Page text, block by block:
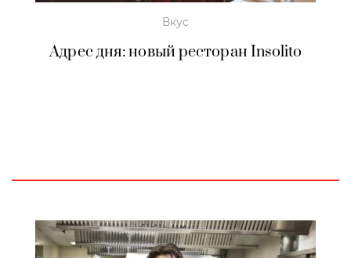
Вкус
Адрес дня: новый ресторан Insolito